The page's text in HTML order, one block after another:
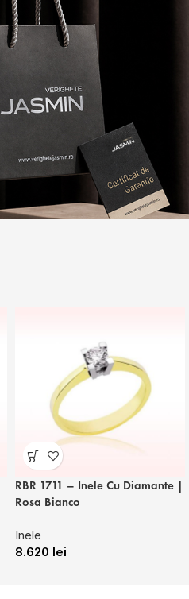
RBR 1711 – Inele Cu Diamante |
Rosa Bianco
Inele
8.620 lei